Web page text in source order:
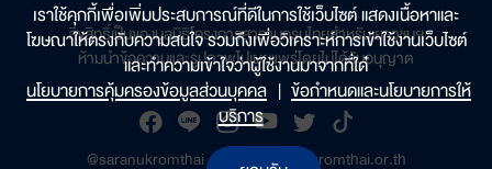
ลิขสิทธิ์เป็นของมูลนิธิโครงการสารานุกรมไทยสำหรับเยาวชนฯ
ห้ามนำข้อความและรูปภาพไปเผยแพร่โดยไม่ได้รับอนุญาต
@saranukromthai | www.saranukromthai.or.th
เราใช้คุกกี้เพื่อเพิ่มประสบการณ์ที่ดีในการใช้เว็บไซต์ แสดงเนื้อหาและ
โฆษณาให้ตรงกับความสนใจ รวมถึงเพื่อวิเคราะห์การเข้าใช้งานเว็บไซต์
และทำความเข้าใจว่าผู้ใช้งานมาจากที่ใด๋
นโยบายการคุ้มครองข้อมูลส่วนบุคคล | ข้อกำหนดและนโยบายการให้
บริการ